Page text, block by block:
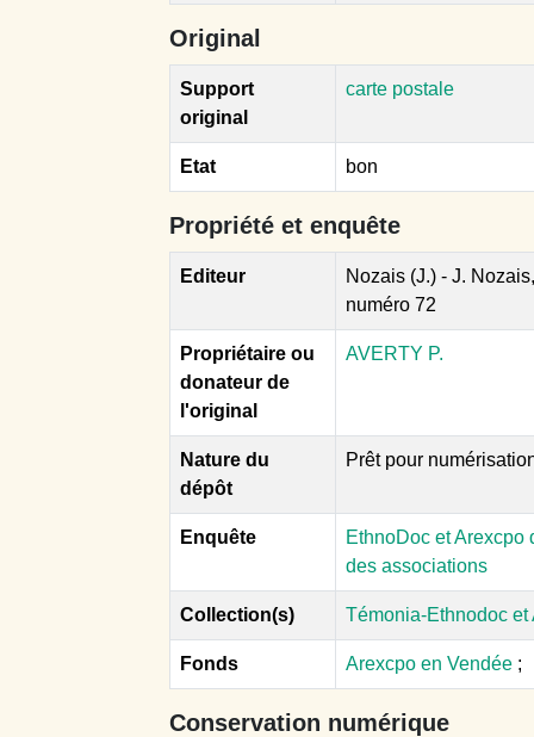
Original
Support
original
carte postale
Etat bon
Propriété et enquête
Editeur
Nozais (J.) - J.
numéro 72
Propriétaire ou
donateur de
l'original
AVERTY P.
Nature du
dépôt
Prêt pour
Enquête
EthnoDoc et Arexcpo
des associations
Collection(s) Témonia-Ethnodoc
Fonds Arexcpo en Vendée ;
Conservation numérique